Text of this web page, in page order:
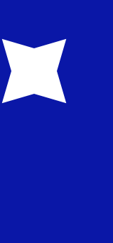
riceverai